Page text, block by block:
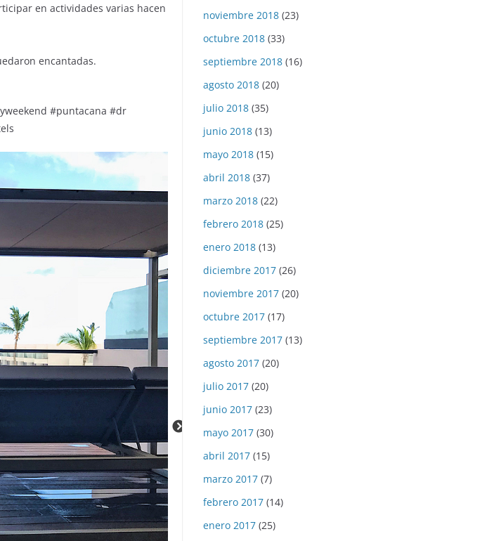
en actividades varias hacen
encantadas.
#puntacana #dr
Reproductor
vídeo
noviembre 2018 (23)
octubre 2018 (33)
septiembre 2018 (16)
agosto 2018 (20)
julio 2018 (35)
junio 2018 (13)
mayo 2018 (15)
abril 2018 (37)
marzo 2018 (22)
febrero 2018 (25)
enero 2018 (13)
diciembre 2017 (26)
noviembre 2017 (20)
octubre 2017 (17)
septiembre 2017 (13)
agosto 2017 (20)
julio 2017 (20)
junio 2017 (23)
mayo 2017 (30)
abril 2017 (15)
marzo 2017 (7)
febrero 2017 (14)
enero 2017 (25)